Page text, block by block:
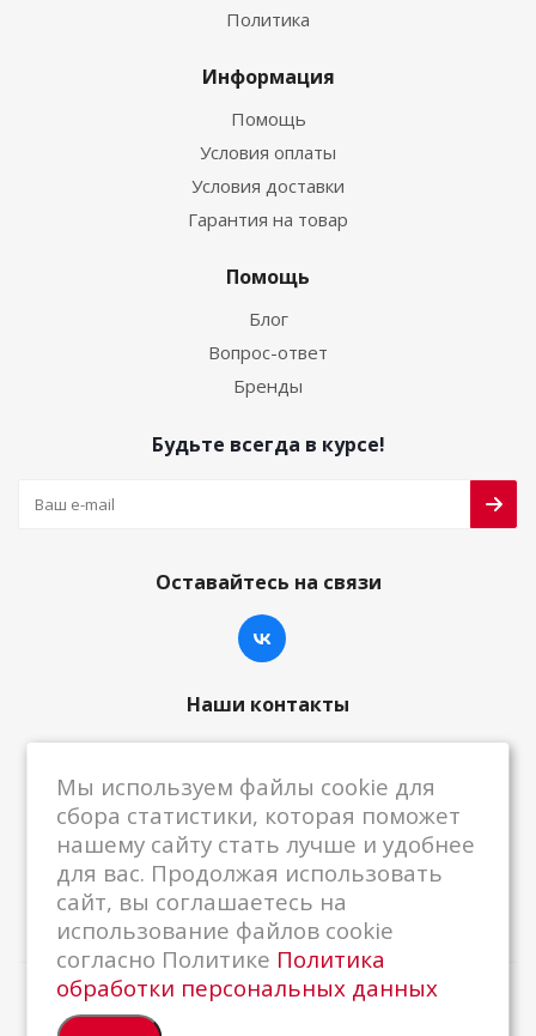
Политика
Информация
Помощь
Условия оплаты
Условия доставки
Гарантия на товар
Помощь
Блог
Вопрос-ответ
Бренды
Будьте всегда в курсе!
Оставайтесь на связи
Наши контакты
centrkkm@centrkkm.ru
185005, г. Петрозаводск, ул. Промышленная,
1/26
2026 © Республиканский Центр ККМ
Мы используем файлы cookie для
сбора статистики, которая поможет
нашему сайту стать лучше и удобнее
для вас. Продолжая использовать
сайт, вы соглашаетесь на
использование файлов cookie
согласно Политике Политика
обработки персональных данных